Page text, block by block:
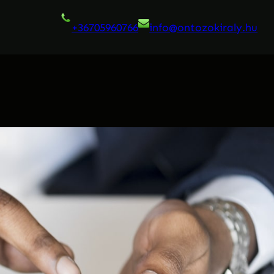
+36705960766 info@ontozokiraly.hu